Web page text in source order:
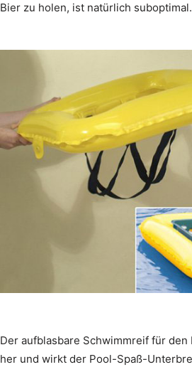
Bier zu holen, ist natürlich suboptimal.
Der aufblasbare Schwimmreif für
her und wirkt der Pool-Spaß-